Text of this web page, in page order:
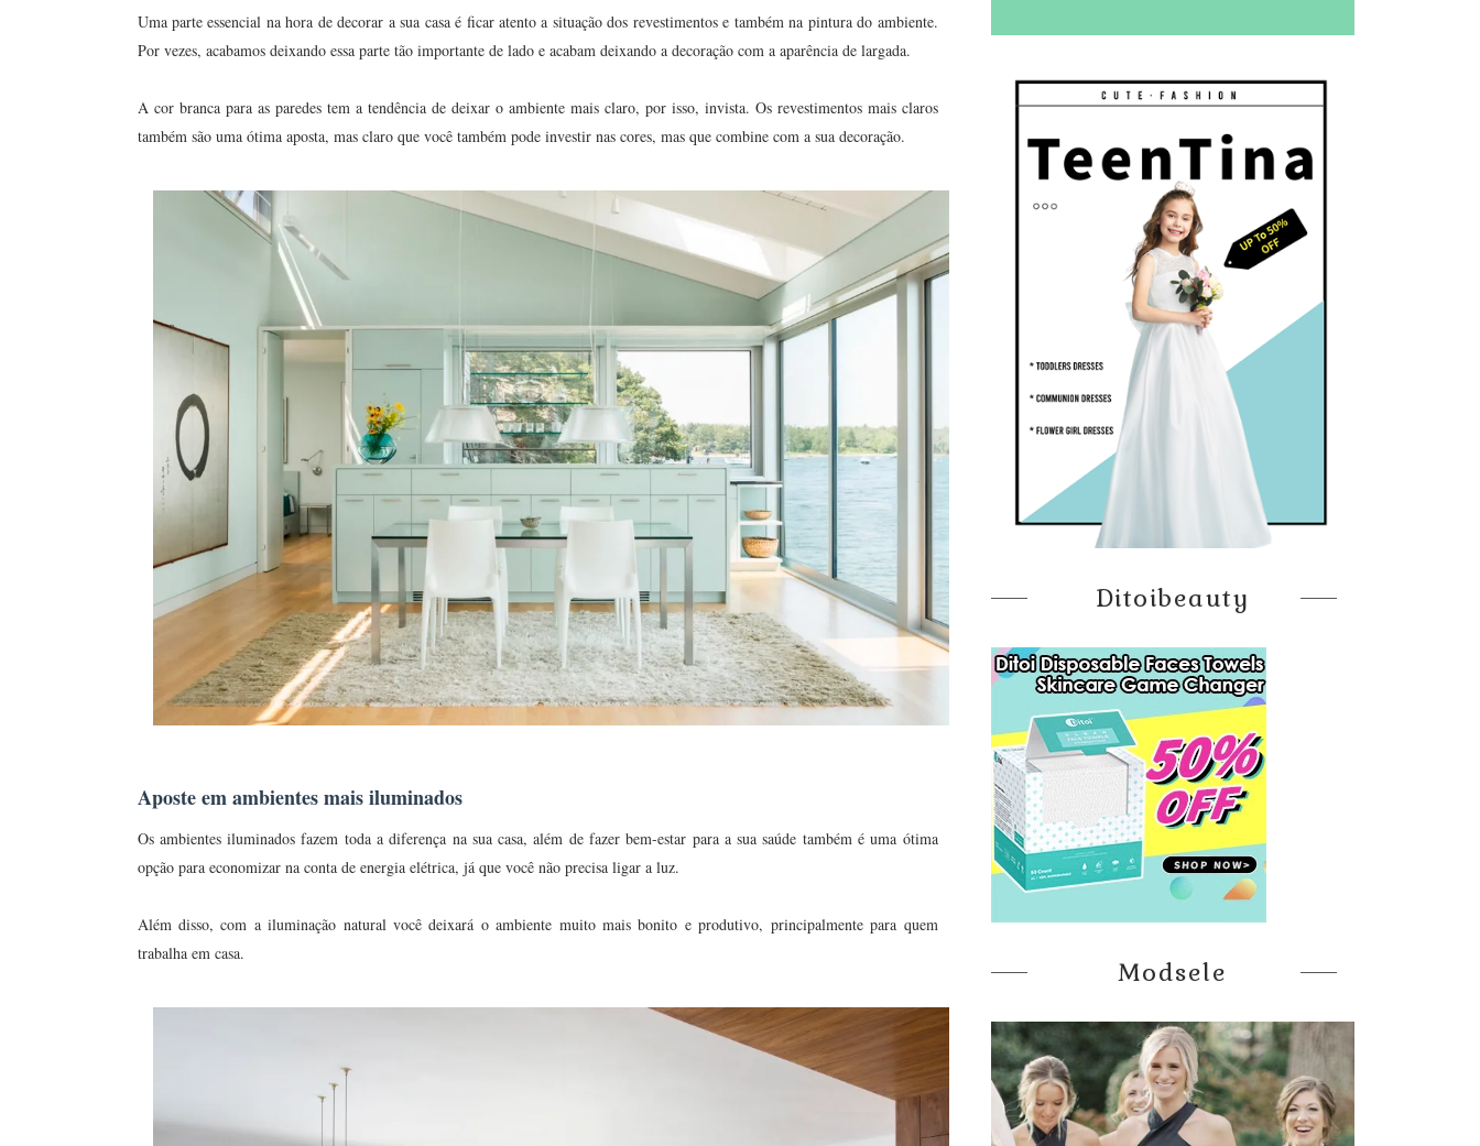
Uma parte essencial na hora de decorar a sua casa é ficar atento a situação dos revestimentos e também na pintura do ambiente.
Por vezes, acabamos deixando essa parte tão importante de lado e acabam deixando a decoração com a aparência de largada.
A cor branca para as paredes tem a tendência de deixar o ambiente mais claro, por isso, invista. Os revestimentos mais claros
também são uma ótima aposta, mas claro que você também pode investir nas cores, mas que combine com a sua decoração.
Aposte em ambientes mais iluminados
Os ambientes iluminados fazem toda a diferença na sua casa, além de fazer bem-estar para a sua saúde também é uma ótima
opção para economizar na conta de energia elétrica, já que você não precisa ligar a luz.
Além disso, com a iluminação natural você deixará o ambiente muito mais bonito e produtivo, principalmente para quem
trabalha em casa.
Ditoibeauty
Modsele